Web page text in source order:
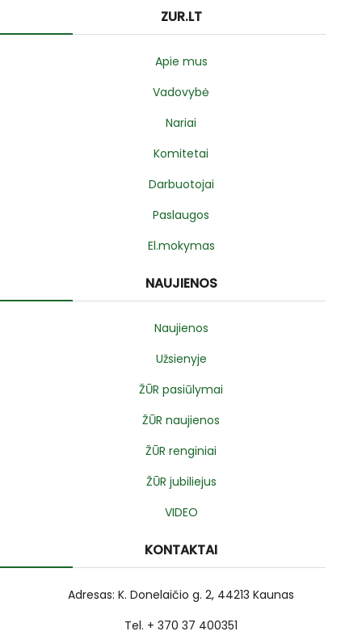
ZUR.LT
Apie mus
Vadovybė
Nariai
Komitetai
Darbuotojai
Paslaugos
El.mokymas
NAUJIENOS
Naujienos
Užsienyje
ŽŪR pasiūlymai
ŽŪR naujienos
ŽŪR renginiai
ŽŪR jubiliejus
VIDEO
KONTAKTAI
Adresas: K. Donelaičio g. 2, 44213 Kaunas
Tel. + 370 37 400351